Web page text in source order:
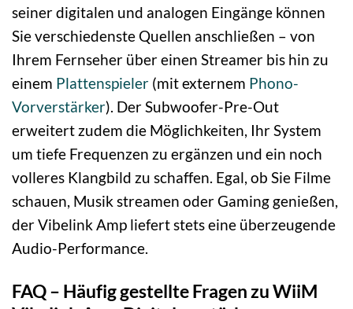
seiner digitalen und analogen Eingänge können
Sie verschiedenste Quellen anschließen – von
Ihrem Fernseher über einen Streamer bis hin zu
einem Plattenspieler (mit externem Phono-
Vorverstärker). Der Subwoofer-Pre-Out
erweitert zudem die Möglichkeiten, Ihr System
um tiefe Frequenzen zu ergänzen und ein noch
volleres Klangbild zu schaffen. Egal, ob Sie Filme
schauen, Musik streamen oder Gaming genießen,
der Vibelink Amp liefert stets eine überzeugende
Audio-Performance.
FAQ – Häufig gestellte Fragen zu WiiM